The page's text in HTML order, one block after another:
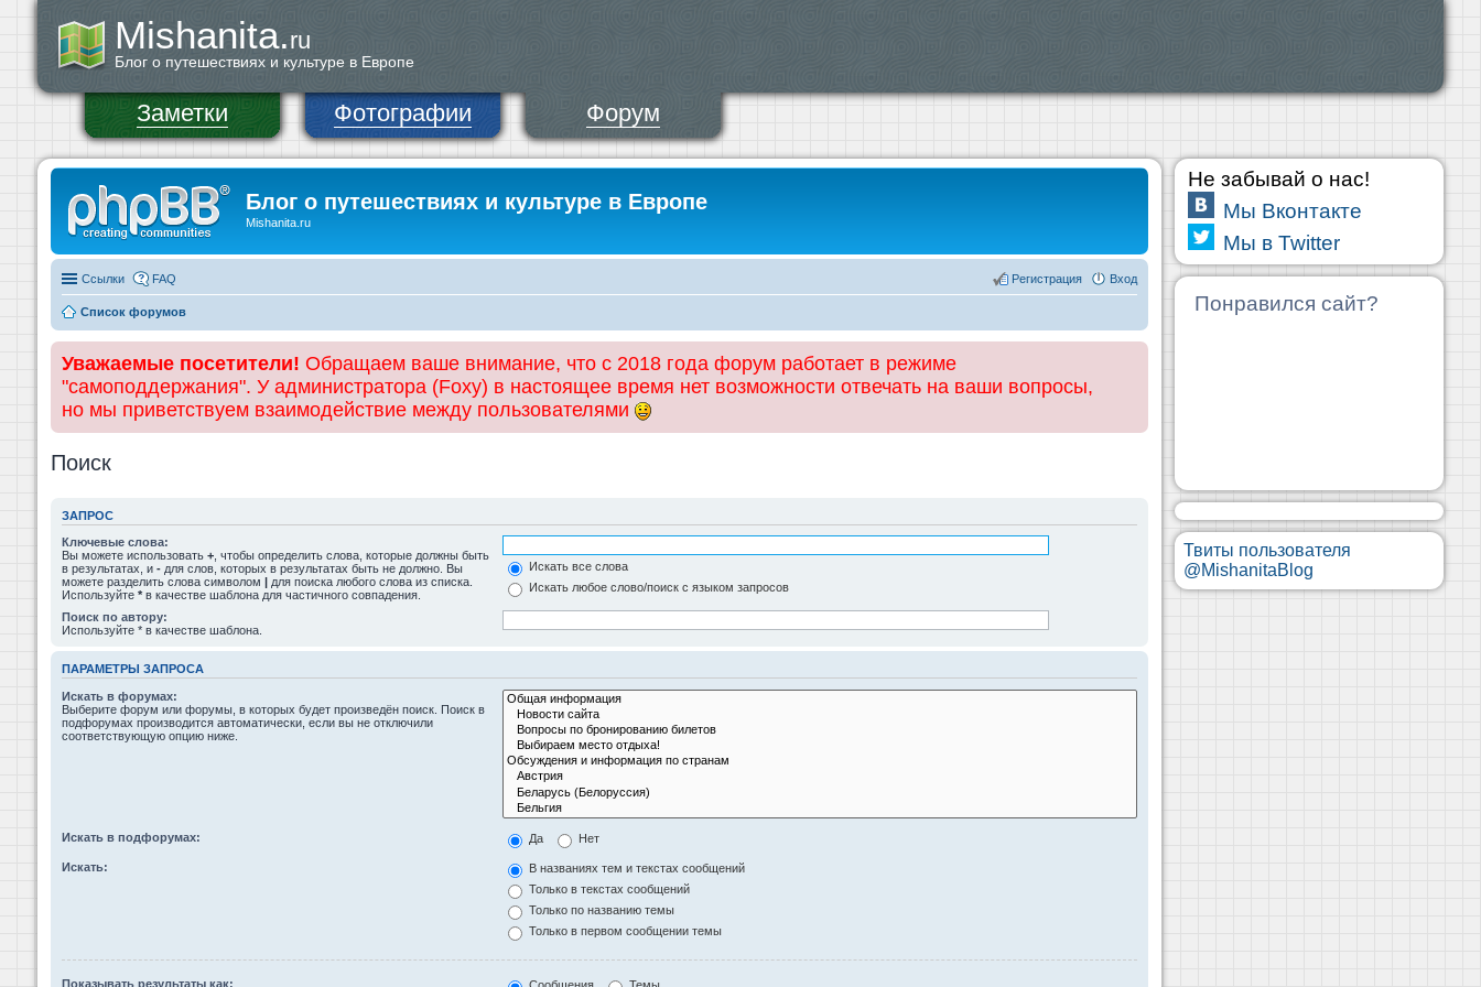
Mishanita.ru
Блог о путешествиях и культуре в Европе
Заметки Фотографии Форум
Блог о путешествиях и культуре в Европе
Mishanita.ru
Ссылки FAQ Вход
Регистрация
Список форумов
Уважаемые посетители! Обращаем ваше внимание, что с 2018 года форум работает в режиме
"самоподдержания". У администратора (Foxy) в настоящее время нет возможности отвечать на ваши вопросы,
но мы приветствуем взаимодействие между пользователями
Поиск
ЗАПРОС
Ключевые слова:
Вы можете использовать + , чтобы определить слова, которые должны быть
в результатах, и - для слов, которых в результатах быть не должно. Вы
можете разделить слова символом | для поиска любого слова из списка.
Используйте * в качестве шаблона для частичного совпадения.
Искать все слова
Искать любое слово/поиск с языком запросов
Поиск по автору:
Используйте * в качестве шаблона.
ПАРАМЕТРЫ ЗАПРОСА
Искать в форумах:
Выберите форум или форумы, в которых будет произведён поиск. Поиск в
подфорумах производится автоматически, если вы не отключили
соответствующую опцию ниже.
Искать в подфорумах: Да Нет
Искать:
В названиях тем и текстах сообщений
Только в текстах сообщений
Только по названию темы
Только в первом сообщении темы
Показывать результаты как:
Не забывай о нас!
Мы Вконтакте
Мы в Twitter
Понравился сайт?
Твиты пользователя
@MishanitaBlog